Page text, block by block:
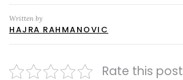
Written by
HAJRA RAHMANOVIC
Rate this post